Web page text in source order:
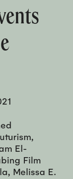
El-
Film
Melissa E.